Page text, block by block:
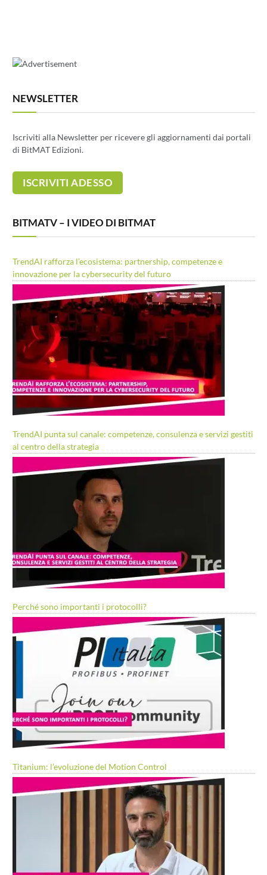
NEWSLETTER
Iscriviti alla Newsletter per ricevere gli aggiornamenti dai portali
di BitMAT Edizioni.
BITMATV – I VIDEO DI BITMAT
TrendAI rafforza l’ecosistema: partnership, competenze e
innovazione per la cybersecurity del futuro
TrendAI punta sul canale: competenze, consulenza e servizi gestiti
al centro della strategia
Perché sono importanti i protocolli?
Titanium: l’evoluzione del Motion Control